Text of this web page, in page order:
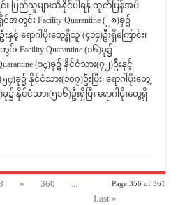
း ပြည်သူများသိနိုင်ပါရန် ထုတ်ပြန်အပ်
အတွင်း Facility Quarantine (၂၈)ခု၌
နှင့် ရောဂါပိုးတွေ့ရှိသူ (၄၁၄)ဦးရှိကြောင်း၊
Facility Quarantine (၁၆)ခု၌
(၁၄)ခု၌ နိုင်ငံသား(၇၂)ဦးနှင့်
)ခု၌ နိုင်ငံသား(၁၀၇)ဦးပြီး၊ ရောဂါပိုးတွေ့
၌ နိုင်ငံသား(၅၁၆)ဦးရှိပြီး ရောဂါပိုးတွေ့ရှိ
Page 356 of 361
» 360
...
Last »